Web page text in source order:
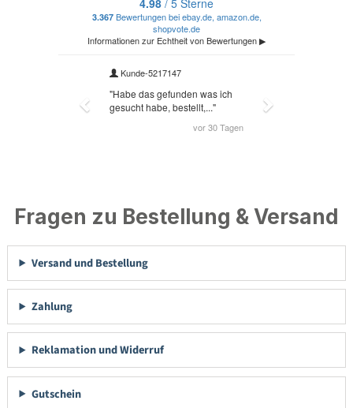
Fragen zu Bestellung & Versand
Versand und Bestellung
Zahlung
Reklamation und Widerruf
Gutschein